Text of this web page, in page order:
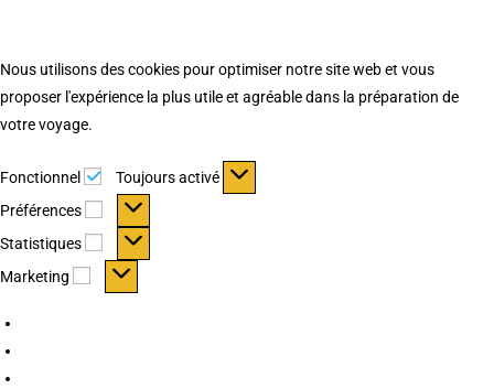
Nous utilisons des cookies pour optimiser notre site web et vous
proposer l'expérience la plus utile et agréable dans la préparation de
votre voyage.
Fonctionnel Fonctionnel
Toujours activé
Préférences
Préférences
Statistiques Statistiques
Marketing Marketing